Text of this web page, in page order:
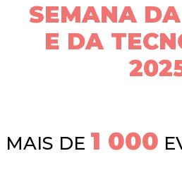
SEMANA
E DA
MAIS DE 1 000